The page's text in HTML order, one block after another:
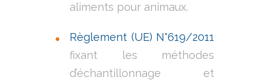
aliments pour animaux.
Règlement (UE) N°619/2011
fixant les méthodes
d’échantillonnage et